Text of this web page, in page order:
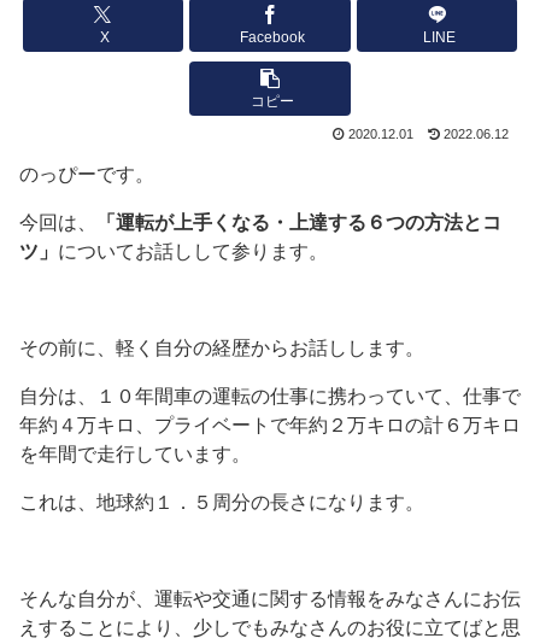
X Facebook LINE
コピー
2020.12.01 2022.06.12
のっぴーです。
今回は、
「運転が上手くなる・上達する６つの方法とコ
ツ」 についてお話しして参ります。
その前に、軽く自分の経歴からお話しします。
自分は、１０年間車の運転の仕事に携わっていて、仕事で
年約４万キロ、プライベートで年約２万キロの計６万キロ
を年間で走行しています。
これは、地球約１．５周分の長さになります。
そんな自分が、運転や交通に関する情報をみなさんにお伝
えすることにより、少しでもみなさんのお役に立てばと思